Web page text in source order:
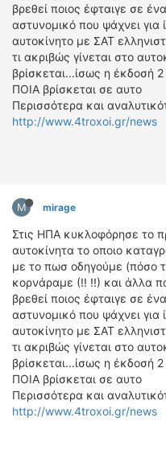
βρεθεί ποιος έφταιγε σε
αστυνομικό που ψάχνει για
αυτοκίνητο με ΣΑΤ
τι ακριβώς γίνεται στο
βρίσκεται...ίσως η έκδοσή
ΠΟΙΑ βρίσκεται σε αυτο
Περισσότερα και
http://www.4troxoi.gr/news
M mirage
Στις ΗΠΑ κυκλοφόρησε το
αυτοκίνητα το οποιο
με το πωσ οδηγούμε (πόσο
κορνάραμε (!! !!) και άλλα
βρεθεί ποιος έφταιγε σε
αστυνομικό που ψάχνει για
αυτοκίνητο με ΣΑΤ
τι ακριβώς γίνεται στο
βρίσκεται...ίσως η έκδοσή
ΠΟΙΑ βρίσκεται σε αυτο
Περισσότερα και
http://www.4troxoi.gr/news
ΕΛΛΗΝΙΚΟΙ ΑΓΩΝΕΣ
ΤΙΜΕΣ
4T CLASSIC
ΜΟΝΤΕΛΑ
ΚΑΤΑΣΚΕΥΑΣΤΕΣ
ΑΓΟΡΑ
ΠΩΛΗΣΕΙΣ
ΠΡΟΣΦΟΡΕΣ
ΜΕΤΑΧΕΙΡΙΣΜΕΝΑ
2ΤΡΟΧΟΙ
ΟΔΗΓΟΥΜΕ
ΕΠΙΚΑΙΡΟΤΗΤΑ
ΑΓΩΝΕΣ
CLASSIC